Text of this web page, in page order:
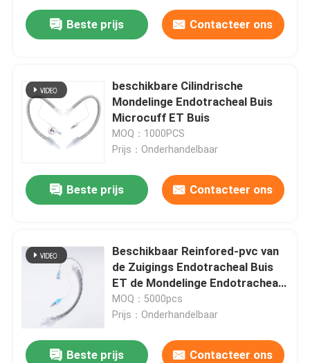
Producten
VR-show
Over ons
Beste prijs Contacteer ons
beschikbare Cilindrische
Mondelinge Endotracheal Buis
Microcuff ET Buis
MOQ：1000PCS
Prijs：Onderhandelbaar
Beste prijs Contacteer ons
Beschikbaar Reinfored-pvc van
de Zuigings Endotracheal Buis
ET de Mondelinge Endotracheal
Intubatie van de Buisluchtroute
met Manchetteller
MOQ：5000pcs
Prijs：Onderhandelbaar
Beste prijs Contacteer ons